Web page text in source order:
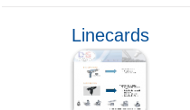
Linecards